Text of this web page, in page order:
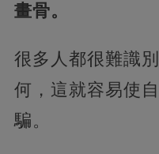
畫骨。
很多人都很難識
何，這就容易使
騙。